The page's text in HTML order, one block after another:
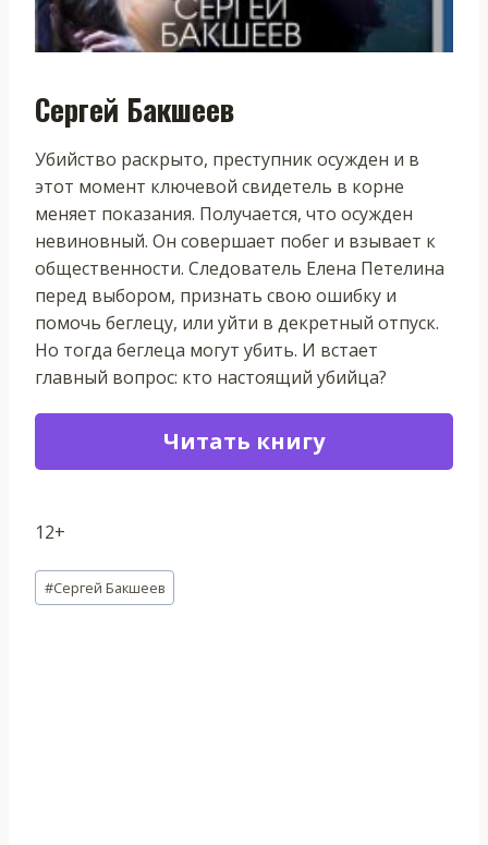
Сергей Бакшеев
Убийство раскрыто, преступник осужден и в
этот момент ключевой свидетель в корне
меняет показания. Получается, что осужден
невиновный. Он совершает побег и взывает к
общественности. Следователь Елена Петелина
перед выбором, признать свою ошибку и
помочь беглецу, или уйти в декретный отпуск.
Но тогда беглеца могут убить. И встает
главный вопрос: кто настоящий убийца?
Читать книгу
12+
Метки
записи:
#Сергей Бакшеев